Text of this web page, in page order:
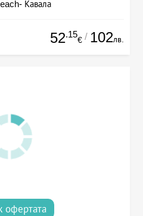
Кавала
52.15
€ / 102лв.
офертата